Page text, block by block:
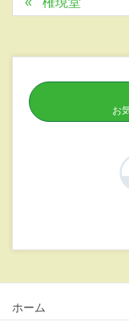
お
ホーム